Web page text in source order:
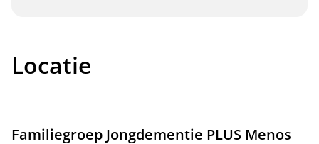
Locatie
Familiegroep Jongdementie PLUS Menos